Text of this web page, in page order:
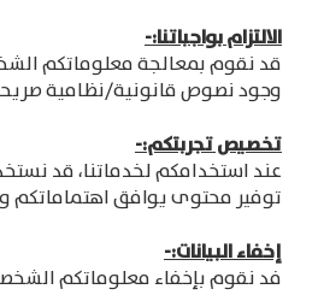
الالتزام بواجباتنا:-
قد نقوم بمعالجة معلوماتكم
وجود نصوص قانونية/نظامية
تخصيص تجربتكم:-
عند استخدامكم لخدماتنا، قد
توفير محتوى يوافق اهتماماتكم
إخفاء البيانات:-
فد نقوم بإخفاء معلوماتكم